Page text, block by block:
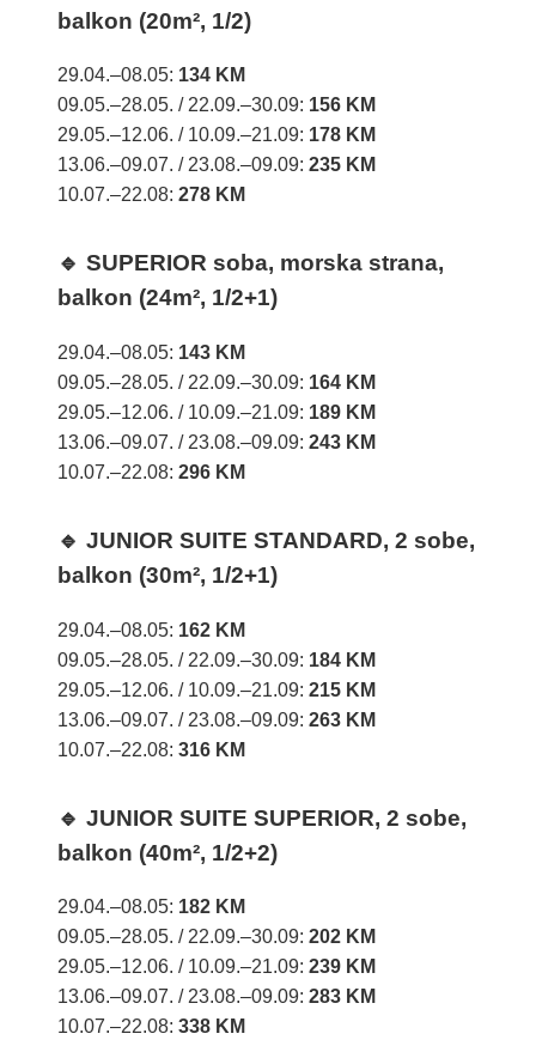
balkon (20m², 1/2)
29.04.–08.05: 134 KM
09.05.–28.05. / 22.09.–30.09: 156 KM
29.05.–12.06. / 10.09.–21.09: 178 KM
13.06.–09.07. / 23.08.–09.09: 235 KM
10.07.–22.08: 278 KM
🔹 SUPERIOR soba, morska strana,
balkon (24m², 1/2+1)
29.04.–08.05: 143 KM
09.05.–28.05. / 22.09.–30.09: 164 KM
29.05.–12.06. / 10.09.–21.09: 189 KM
13.06.–09.07. / 23.08.–09.09: 243 KM
10.07.–22.08: 296 KM
🔹 JUNIOR SUITE STANDARD, 2 sobe,
balkon (30m², 1/2+1)
29.04.–08.05: 162 KM
09.05.–28.05. / 22.09.–30.09: 184 KM
29.05.–12.06. / 10.09.–21.09: 215 KM
13.06.–09.07. / 23.08.–09.09: 263 KM
10.07.–22.08: 316 KM
🔹 JUNIOR SUITE SUPERIOR, 2 sobe,
balkon (40m², 1/2+2)
29.04.–08.05: 182 KM
09.05.–28.05. / 22.09.–30.09: 202 KM
29.05.–12.06. / 10.09.–21.09: 239 KM
13.06.–09.07. / 23.08.–09.09: 283 KM
10.07.–22.08: 338 KM